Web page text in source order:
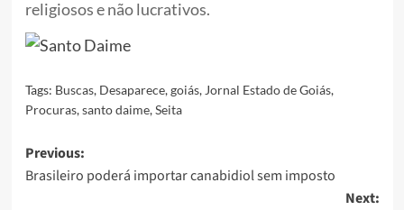
religiosos e não lucrativos.
Tags: Buscas, Desaparece,goiás, Jornal Estado de Goiás,
Procuras,santo daime,Seita
Post
navigation
Previous:
Brasileiro poderá importar canabidiol sem imposto
Next: